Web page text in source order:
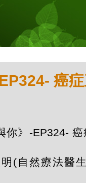
癌
你》-EP324- 癌
(自然療法醫